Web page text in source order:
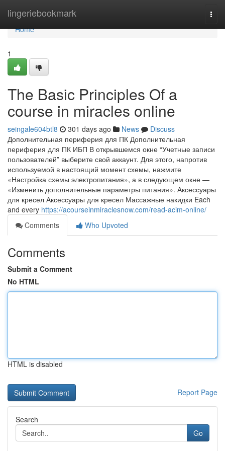
lingeriebookmark
Home
Home
1
The Basic Principles Of a
course in miracles online
seingale604btl8 301 days ago News
Discuss
Дополнительная периферия для ПК Дополнительная
периферия для ПК ИБП В открывшемся окне “Учетные записи
пользователей” выберите свой аккаунт. Для этого, напротив
используемой в настоящий момент схемы, нажмите
«Настройка схемы электропитания», а в следующем окне —
«Изменить дополнительные параметры питания». Аксессуары
для кресел Аксессуары для кресел Массажные накидки Each
and every https://acourseinmiraclesnow.com/read-acim-online/
Comments
Who Upvoted
Comments
Submit a Comment
No HTML
HTML is disabled
Report Page
Search
Go